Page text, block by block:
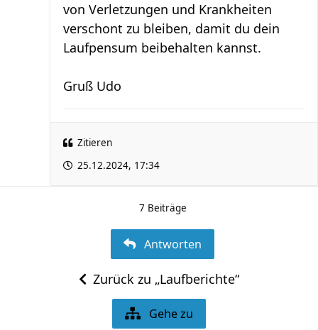
von Verletzungen und Krankheiten
verschont zu bleiben, damit du dein
Laufpensum beibehalten kannst.
Gruß Udo
Zitieren
25.12.2024, 17:34
7 Beiträge
Antworten
Zurück zu „Laufberichte“
Gehe zu